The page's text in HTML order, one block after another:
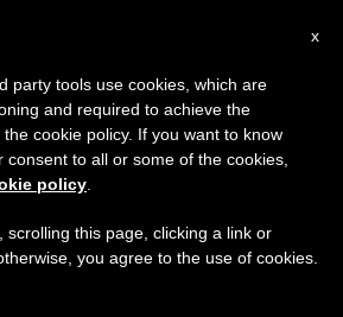
Tagged
Eucarísticos’
×
7 de agosto haremos la pausa
que en el periodo de verano
informaciones y también el
x
party tools use cookies, which are
and required to achieve the
cookie policy. If you want to know
to all or some of the cookies,
policy
scrolling this page, clicking a link or
you agree to the use of cookies.